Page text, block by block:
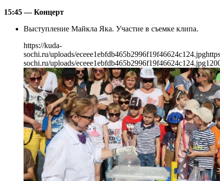
15:45 — Концерт
Выступление Майкла Яка. Участие в съемке клипа.
https://kuda-
sochi.ru/uploads/eceee1ebfdb465b2996f19f46624c124.jpg
sochi.ru/uploads/eceee1ebfdb465b2996f19f46624c124.jpg